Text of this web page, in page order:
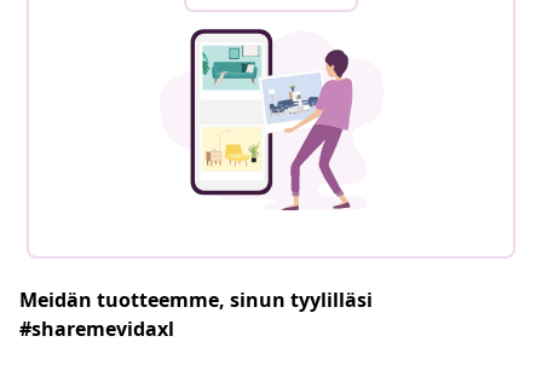
Meidän tuotteemme, sinun tyylilläsi
#sharemevidaxl